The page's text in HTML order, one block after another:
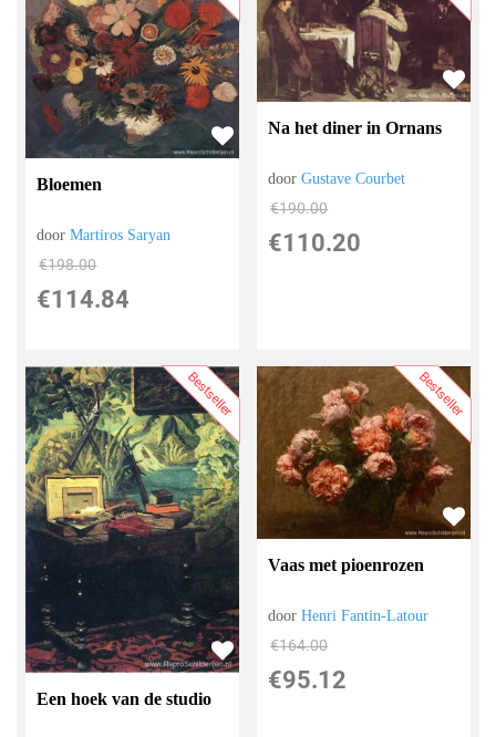
Bloemen
doorMartiros Saryan
€198.00
€114.84
Na het diner in Ornans
doorGustave Courbet
€190.00
€110.20
Bestseller
Een hoek van de studio
Bestseller
Vaas met pioenrozen
doorHenri Fantin-Latour
€164.00
€95.12